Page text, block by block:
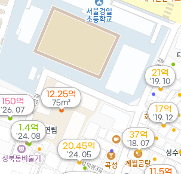
150억
'26. 07
1.4억
'24. 08
20.45억
'24. 05
12.25억
75m²
11.5억
17억
'19. 12
21억
'19. 10
37억
'18. 07